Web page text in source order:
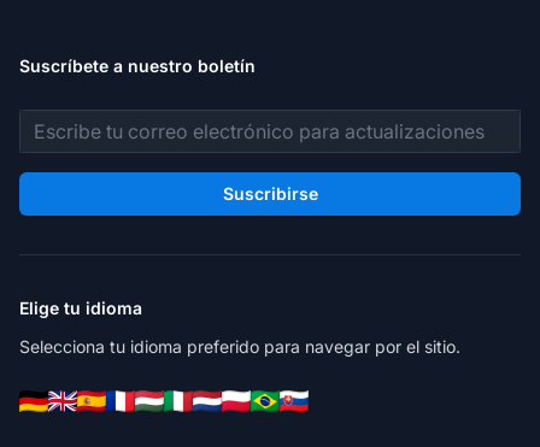
Suscríbete a nuestro boletín
Dirección de correo electrónico
Suscribirse
Elige tu idioma
Selecciona tu idioma preferido para navegar por el sitio.